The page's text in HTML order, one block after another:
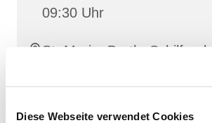
Diese Webseite verwendet Cookies
09:30 Uhr
St. Maria, Barth,